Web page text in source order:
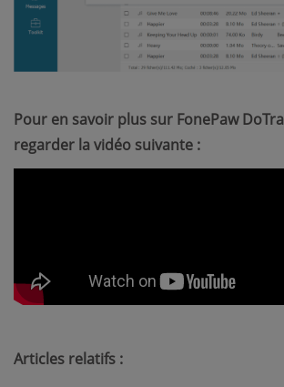
Pour en savoir plus sur FonePaw
regarder la vidéo suivante :
Articles relatifs :